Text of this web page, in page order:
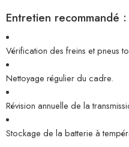
Entretien recommandé :
Vérification des freins et pneus
Nettoyage régulier du cadre.
Révision annuelle de la
Stockage de la batterie à